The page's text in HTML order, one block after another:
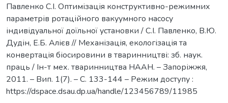
Павленко С.І. Оптимізація конструктивно-режимних
параметрів ротаційного вакуумного насосу
індивідуальної доїльної установки / С.І. Павленко, В.Ю.
Дудін, Е.Б. Алієв // Механізація, екологізація та
конвертація біосировини в тваринництві: зб. наук.
праць / Ін-т мех. тваринництва НААН. – Запоріжжя,
2011. – Вип. 1(7). – С. 133-144 – Режим доступу :
https://dspace.dsau.dp.ua/handle/123456789/11985